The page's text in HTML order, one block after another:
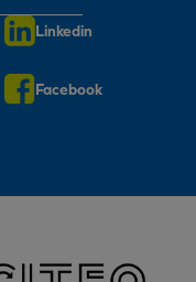
Linkedin
Facebook